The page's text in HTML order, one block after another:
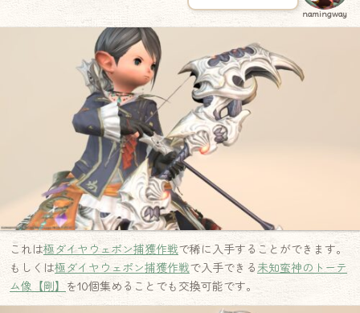
namingway
これは極ダイヤウェポン捕獲作戦で稀に入手することができます。
もしくは極ダイヤウェポン捕獲作戦で入手できる未知蛮神のトーテ
ム像【剛】
を10個集めることでも交換可能です。